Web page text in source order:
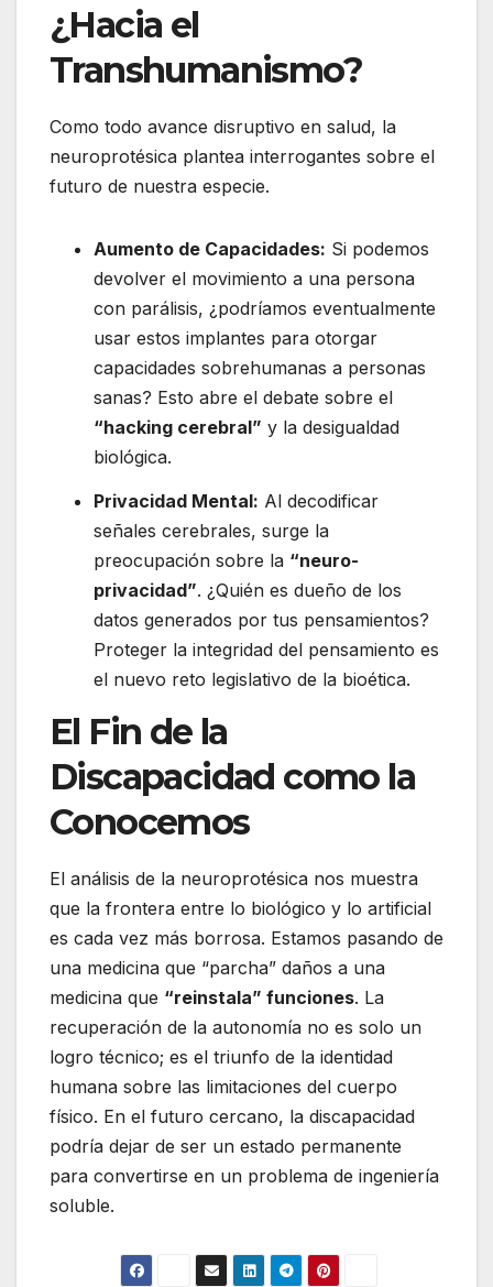
¿Hacia el
Transhumanismo?
Como todo avance disruptivo en salud, la
neuroprotésica plantea interrogantes sobre el
futuro de nuestra especie.
Aumento de Capacidades: Si podemos
devolver el movimiento a una persona
con parálisis, ¿podríamos eventualmente
usar estos implantes para otorgar
capacidades sobrehumanas a personas
sanas? Esto abre el debate sobre el
“hacking cerebral” y la desigualdad
biológica.
Privacidad Mental: Al decodificar
señales cerebrales, surge la
preocupación sobre la “neuro-
privacidad”. ¿Quién es dueño de los
datos generados por tus pensamientos?
Proteger la integridad del pensamiento es
el nuevo reto legislativo de la bioética.
El Fin de la
Discapacidad como la
Conocemos
El análisis de la neuroprotésica nos muestra
que la frontera entre lo biológico y lo artificial
es cada vez más borrosa. Estamos pasando de
una medicina que “parcha” daños a una
medicina que “reinstala” funciones. La
recuperación de la autonomía no es solo un
logro técnico; es el triunfo de la identidad
humana sobre las limitaciones del cuerpo
físico. En el futuro cercano, la discapacidad
podría dejar de ser un estado permanente
para convertirse en un problema de ingeniería
soluble.